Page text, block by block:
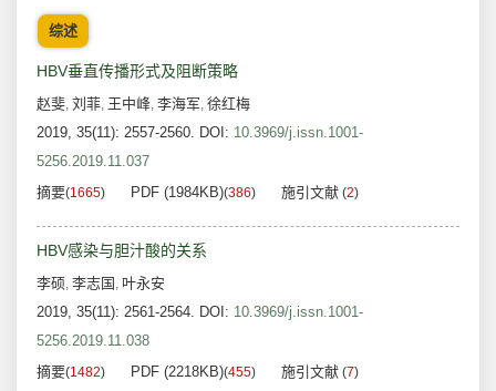
综述
HBV垂直传播形式及阻断策略
赵斐, 刘菲, 王中峰, 李海军, 徐红梅
2019, 35(11): 2557-2560. DOI: 10.3969/j.issn.1001-
5256.2019.11.037
摘要(1665) PDF (1984KB)(386) 施引文献 (2)
HBV感染与胆汁酸的关系
李硕, 李志国 , 叶永安
2019, 35(11): 2561-2564. DOI: 10.3969/j.issn.1001-
5256.2019.11.038
摘要(1482) PDF (2218KB)(455) 施引文献 (7)